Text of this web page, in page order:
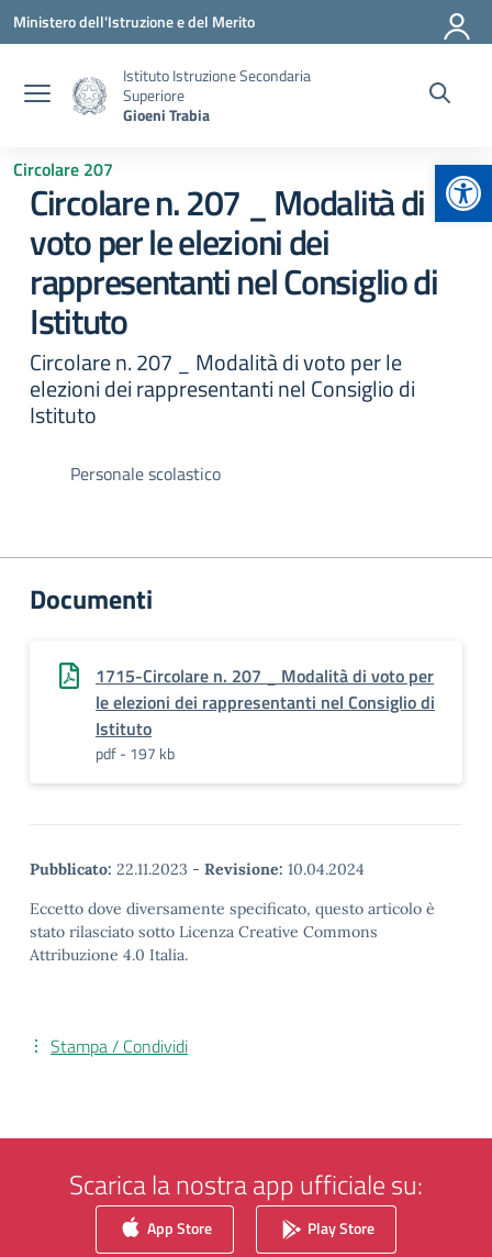
Vai ai contenuti
Vai al menu di navigazione
Vai al footer
Ministero dell'Istruzione e del Merito
Istituto Istruzione Secondaria
Superiore
Gioeni Trabia
Circolare 207
Circolare n. 207 _ Modalità di
voto per le elezioni dei
rappresentanti nel Consiglio di
Istituto
Circolare n. 207 _ Modalità di voto per le
elezioni dei rappresentanti nel Consiglio di
Istituto
Personale scolastico
Documenti
1715-Circolare n. 207 _ Modalità di voto per
le elezioni dei rappresentanti nel Consiglio di
Istituto
pdf - 197 kb
Pubblicato: 22.11.2023 - Revisione: 10.04.2024
Eccetto dove diversamente specificato, questo articolo è
stato rilasciato sotto Licenza Creative Commons
Attribuzione 4.0 Italia.
Stampa / Condividi
Scarica la nostra app ufficiale su:
App Store Play Store